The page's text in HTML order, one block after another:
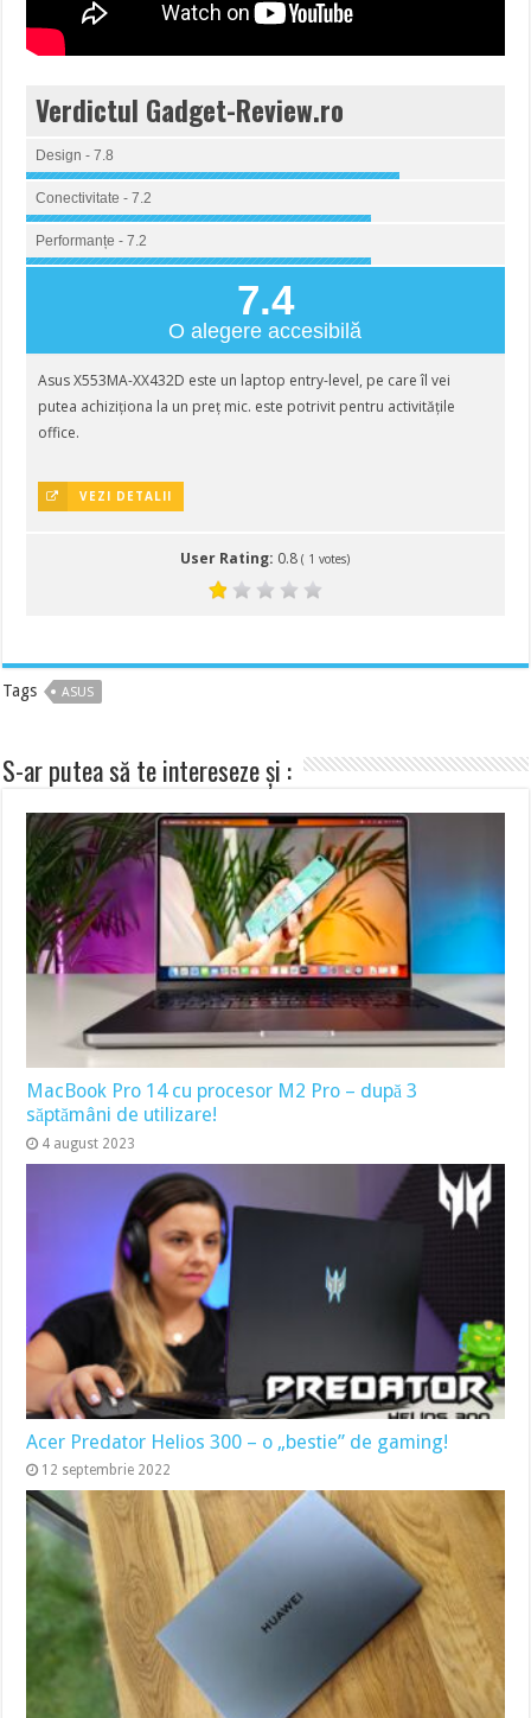
Verdictul Gadget-Review.ro
Design - 7.8
Conectivitate - 7.2
Performanțe - 7.2
7.4
O alegere accesibilă
Asus X553MA-XX432D este un laptop entry-level, pe care îl vei
putea achiziționa la un preț mic. este potrivit pentru activitățile
office.
VEZI DETALII
User Rating: 0.8 ( 1 votes)
Tags ASUS
S-ar putea să te intereseze și :
MacBook Pro 14 cu procesor M2 Pro – după 3
săptămâni de utilizare!
4 august 2023
Acer Predator Helios 300 – o „bestie” de gaming!
12 septembrie 2022